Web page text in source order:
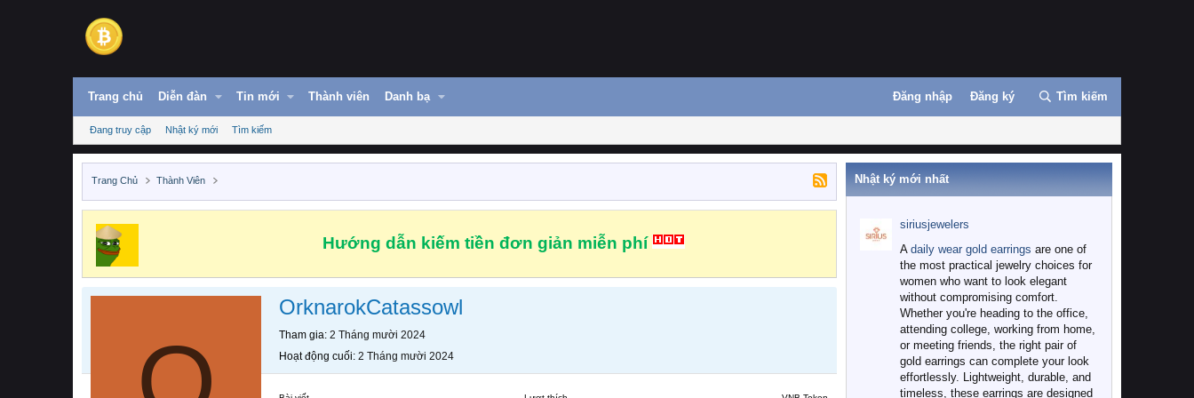
Trang chủ Diễn đàn Tin mới Thành viên Danh bạ Đăng nhập Đăng ký Tìm kiếm
Đang truy cập Nhật ký mới Tìm kiếm
Trang Chủ Thành Viên
Hướng dẫn kiếm tiền đơn giản miễn phí
OrknarokCatassowl
Tham gia 2 Tháng mười 2024
Hoạt động cuối 2 Tháng mười 2024
Nhật ký mới nhất
siriusjewelers
A daily wear gold earrings are one of
the most practical jewelry choices for
women who want to look elegant
without compromising comfort.
Whether you're heading to the office,
attending college, working from home,
or meeting friends, the right pair of
gold earrings can complete your look
effortlessly. Lightweight, durable, and
timeless, these earrings are designed